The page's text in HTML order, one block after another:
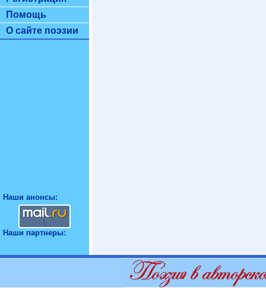
Помощь
О сайте поэзии
Наши анонсы:
Наши партнеры: